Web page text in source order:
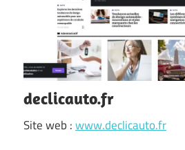
declicauto.fr
Site web :www.declicauto.fr